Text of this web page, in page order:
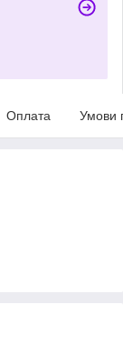
Оплата Умови